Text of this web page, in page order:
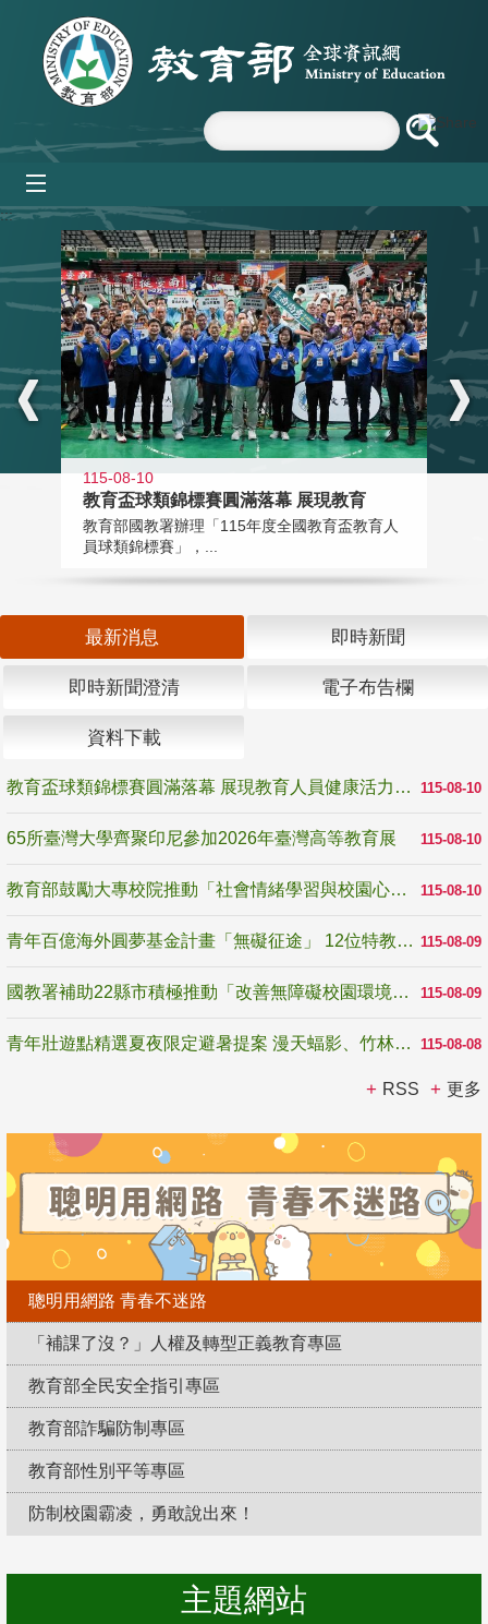
跳到主要內容區塊
:::
115-08-10
教育盃球類錦標賽圓滿落幕 展現教育
教育部國教署辦理「115年度全國教育盃教育人
員球類錦標賽」，...
最新消息 即時新聞
即時新聞澄清 電子布告欄
資料下載
115-08-10
教育盃球類錦標賽圓滿落幕 展現教育人員健康活力與團隊精神
115-08-10
65所臺灣大學齊聚印尼參加2026年臺灣高等教育展
115-08-10
教育部鼓勵大專校院推動「社會情緒學習與校園心理健康促進計畫」 培育校園「心」韌性
115-08-09
青年百億海外圓夢基金計畫「無礙征途」 12位特教與弱勢青年勇闖西班牙 跨越感官限制見證生命蛻變
115-08-09
國教署補助22縣市積極推動「改善無障礙校園環境計畫」 打造友善、安全、無礙學習空間
115-08-08
青年壯遊點精選夏夜限定避暑提案 漫天蝠影、竹林尋蛙、茶香夜觀 邀青年暮色出發
RSS 更多
聰明用網路 青春不迷路
「補課了沒？」人權及轉型正義教育專區
教育部全民安全指引專區
教育部詐騙防制專區
教育部性別平等專區
防制校園霸凌，勇敢說出來！
主題網站